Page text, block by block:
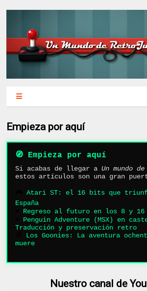
Empieza por aquí
🧭 Empieza por aquí
Si acabas de llegar aUn mundo
estos artículos son una gran
🎮Atari ST: el 16 bits que
España
Regreso al futuro en los 8 y
Penguin Adventure (MSX) en
Traducción y preservación retro
Los Goonies: La aventura
muere
Nuestro canal de